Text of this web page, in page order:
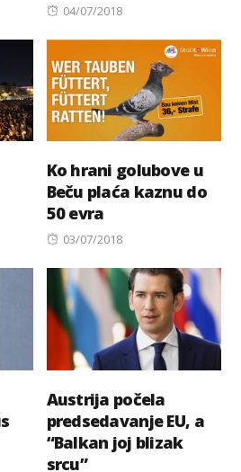
Posted
04/07/2018
Ko hrani golubove u
Beču plaća kaznu do
50 evra
Posted
03/07/2018
Austrija počela
predsedavanje EU, a
“Balkan joj blizak
srcu”